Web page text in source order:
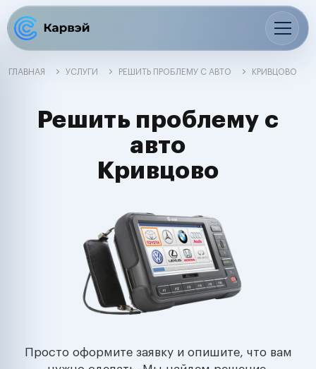
ГЛАВНАЯ УСЛУГИ РЕШИТЬ ПРОБЛЕМУ С АВТО КРИВЦОВО
Решить проблему с
авто
Кривцово
Просто оформите заявку и опишите, что вам